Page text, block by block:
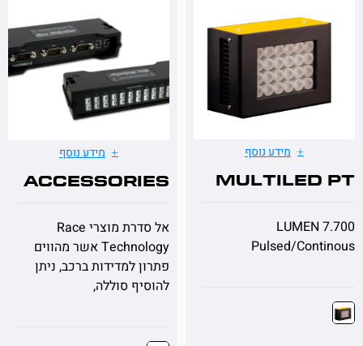
מידע נוסף
MultiLED
7.700 LUMEN
Pulsed/
מידע נוסף
ACCESSORIES
אל סדרת מוצרי Race
Technology אשר מהווים
פתרון למדידות ברכב, ניתן
להוסיףסוללה,